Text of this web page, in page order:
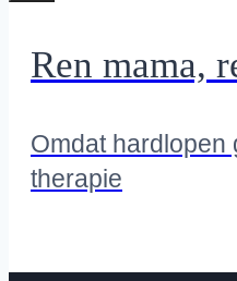
Ren mama,
Omdat hardlopen
therapie